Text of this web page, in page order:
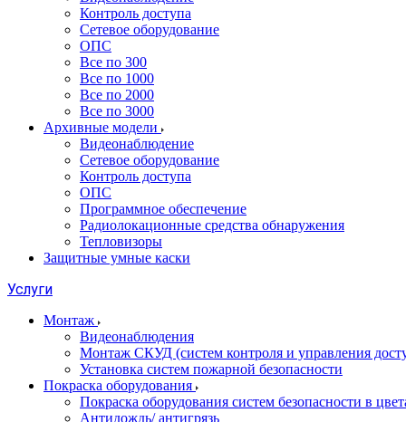
Контроль доступа
Сетевое оборудование
ОПС
Все по 300
Все по 1000
Все по 2000
Все по 3000
Архивные модели
Видеонаблюдение
Сетевое оборудование
Контроль доступа
ОПС
Программное обеспечение
Радиолокационные средства обнаружения
Тепловизоры
Защитные умные каски
Услуги
Монтаж
Видеонаблюдения
Монтаж СКУД (систем контроля и управления
Установка систем пожарной безопасности
Покраска оборудования
Покраска оборудования систем безопасности в
Антидождь/ антигрязь